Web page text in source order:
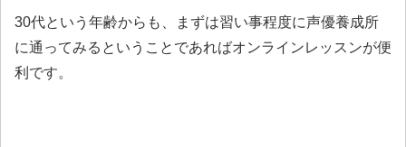
30代という年齢からも、まずは習い事程度に声優養成所
に通ってみるということであればオンラインレッスンが便
利です。